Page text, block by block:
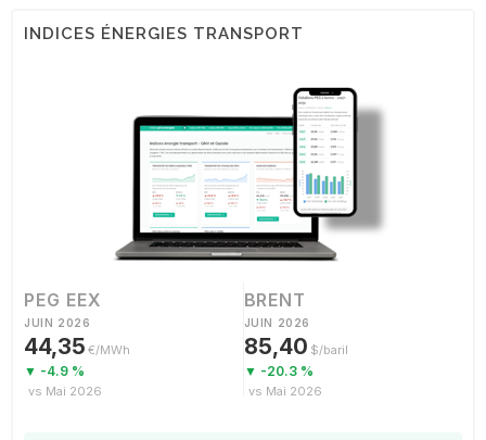
INDICES ÉNERGIES TRANSPORT
PEG EEX
JUIN 2026
44,35 €/MWh
▼ -4.9 %
vs Mai 2026
BRENT
JUIN 2026
85,40 $/baril
▼ -20.3 %
vs Mai 2026